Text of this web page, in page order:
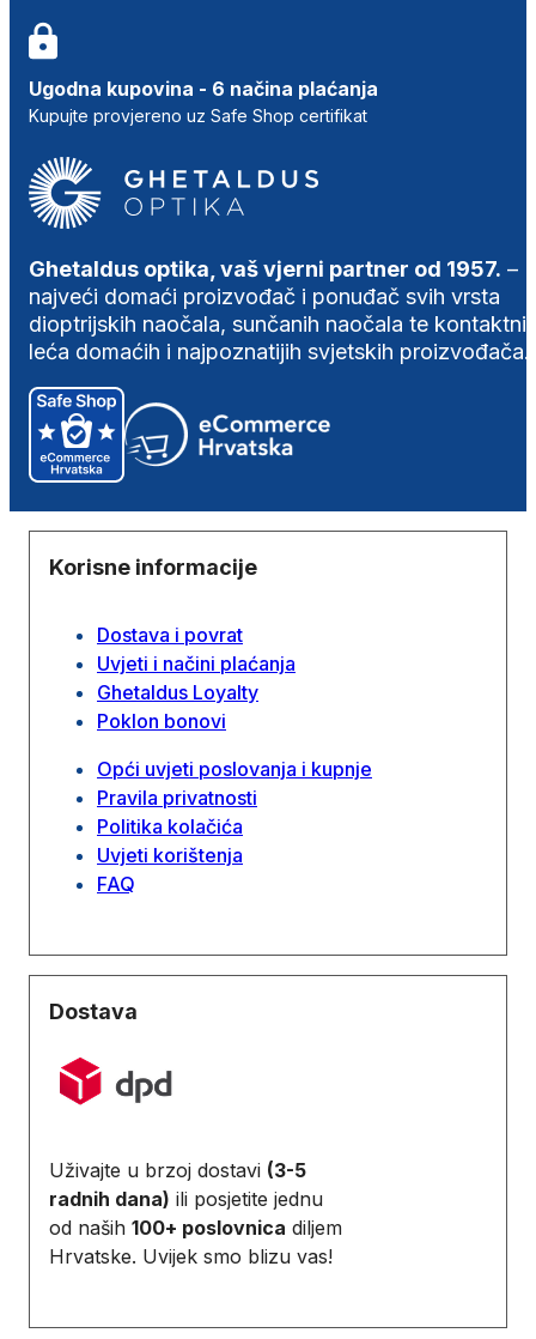
Ugodna kupovina - 6 načina plaćanja
Kupujte provjereno uz Safe Shop certifikat
Ghetaldus optika, vaš vjerni partner od 1957. –
najveći domaći proizvođač i ponuđač svih vrsta
dioptrijskih naočala, sunčanih naočala te
leća domaćih i najpoznatijih svjetskih proizvođača.
Korisne informacije
Dostava i povrat
Uvjeti i načini plaćanja
Ghetaldus Loyalty
Poklon bonovi
Opći uvjeti poslovanja i kupnje
Pravila privatnosti
Politika kolačića
Uvjeti korištenja
FAQ
Dostava
Uživajte u brzoj dostavi (3-5
radnih dana) ili posjetite jednu
od naših 100+ poslovnica diljem
Hrvatske. Uvijek smo blizu vas!